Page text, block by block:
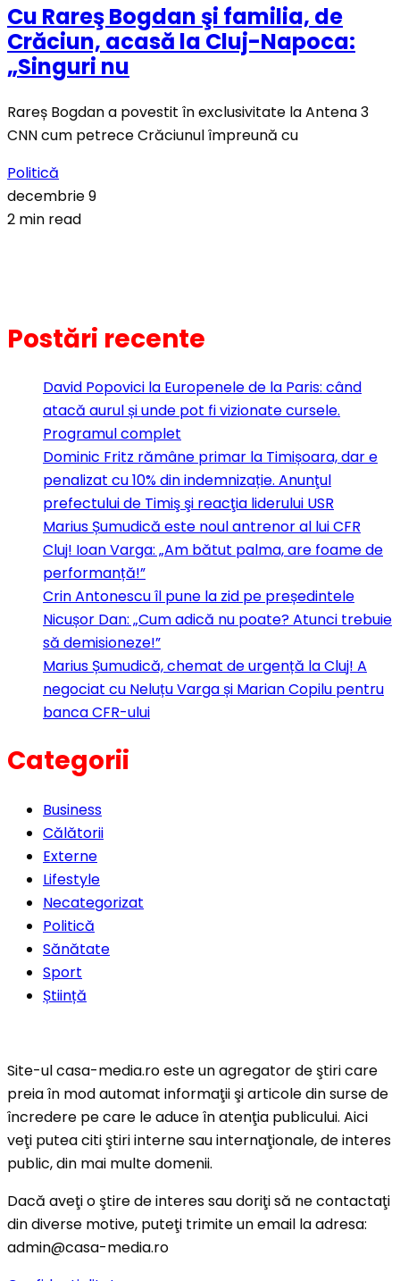
Cu Rareş Bogdan şi familia, de
Crăciun, acasă la Cluj-Napoca:
„Singuri nu
Rareș Bogdan a povestit în exclusivitate la Antena 3
CNN cum petrece Crăciunul împreună cu
Politică
decembrie 9
2 min read
Postări recente
David Popovici la Europenele de la Paris: când
atacă aurul și unde pot fi vizionate cursele.
Programul complet
Dominic Fritz rămâne primar la Timișoara, dar e
penalizat cu 10% din indemnizație. Anunţul
prefectului de Timiş şi reacţia liderului USR
Marius Șumudică este noul antrenor al lui CFR
Cluj! Ioan Varga: „Am bătut palma, are foame de
performanță!”
Crin Antonescu îl pune la zid pe președintele
Nicușor Dan: „Cum adică nu poate? Atunci trebuie
să demisioneze!”
Marius Șumudică, chemat de urgență la Cluj! A
negociat cu Neluțu Varga și Marian Copilu pentru
banca CFR-ului
Categorii
Business
Călătorii
Externe
Lifestyle
Necategorizat
Politică
Sănătate
Sport
Știință
Site-ul casa-media.ro este un agregator de ştiri care
preia în mod automat informaţii şi articole din surse de
încredere pe care le aduce în atenţia publicului. Aici
veţi putea citi ştiri interne sau internaţionale, de interes
public, din mai multe domenii.
Dacă aveţi o ştire de interes sau doriţi să ne contactaţi
din diverse motive, puteţi trimite un email la adresa:
admin@casa-media.ro